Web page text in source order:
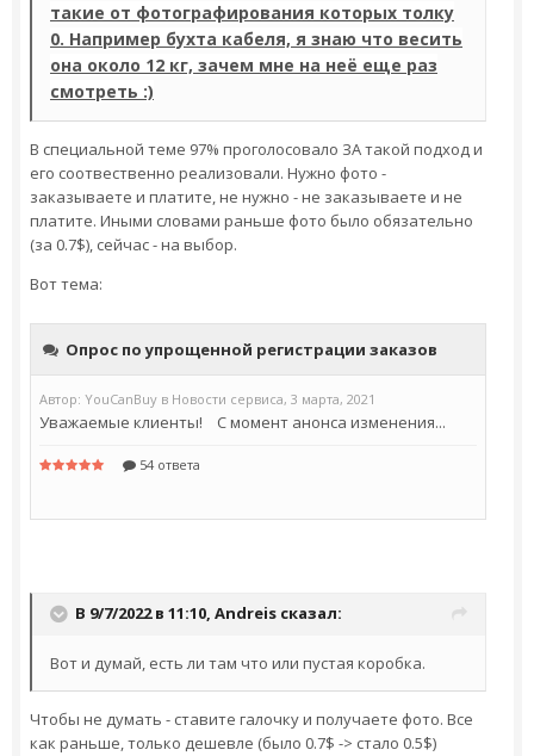
такие от фотографирования которых толку
0. Например бухта кабеля, я знаю что весить
она около 12 кг, зачем мне на неё еще раз
смотреть :)
В специальной теме 97% проголосовало ЗА такой подход и
его соотвественно реализовали. Нужно фото -
заказываете и платите, не нужно - не заказываете и не
платите. Иными словами раньше фото было обязательно
(за 0.7$), сейчас - на выбор.
Вот тема:
В 9/7/2022 в 11:10, Andreis сказал:
Вот и думай, есть ли там что или пустая коробка.
Чтобы не думать - ставите галочку и получаете фото. Все
как раньше, только дешевле (было 0.7$ -> стало 0.5$)